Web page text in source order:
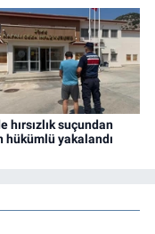
hırsızlık suçundan
hükümlü yakalandı